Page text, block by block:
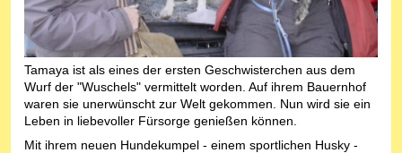
Tamaya ist als eines der ersten Geschwisterchen aus dem
Wurf der "Wuschels" vermittelt worden. Auf ihrem Bauernhof
waren sie unerwünscht zur Welt gekommen. Nun wird sie ein
Leben in liebevoller Fürsorge genießen können.
Mit ihrem neuen Hundekumpel - einem sportlichen Husky -